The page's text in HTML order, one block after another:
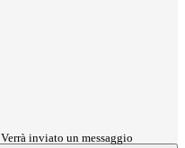
Verrà inviato un messaggio